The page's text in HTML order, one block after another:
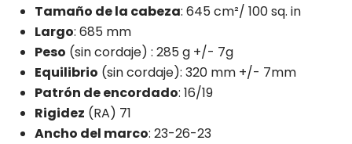
Tamaño de la cabeza: 645 cm²/ 100 sq. in
Largo: 685 mm
Peso (sin cordaje) : 285 g +/- 7g
Equilibrio (sin cordaje): 320 mm +/- 7mm
Patrón de encordado: 16/19
Rigidez (RA) 71
Ancho del marco: 23-26-23